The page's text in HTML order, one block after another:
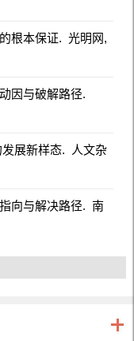
根本保证. 光明网,
因与破解路径.
展新样态.
人文杂
向与解决路径. 南